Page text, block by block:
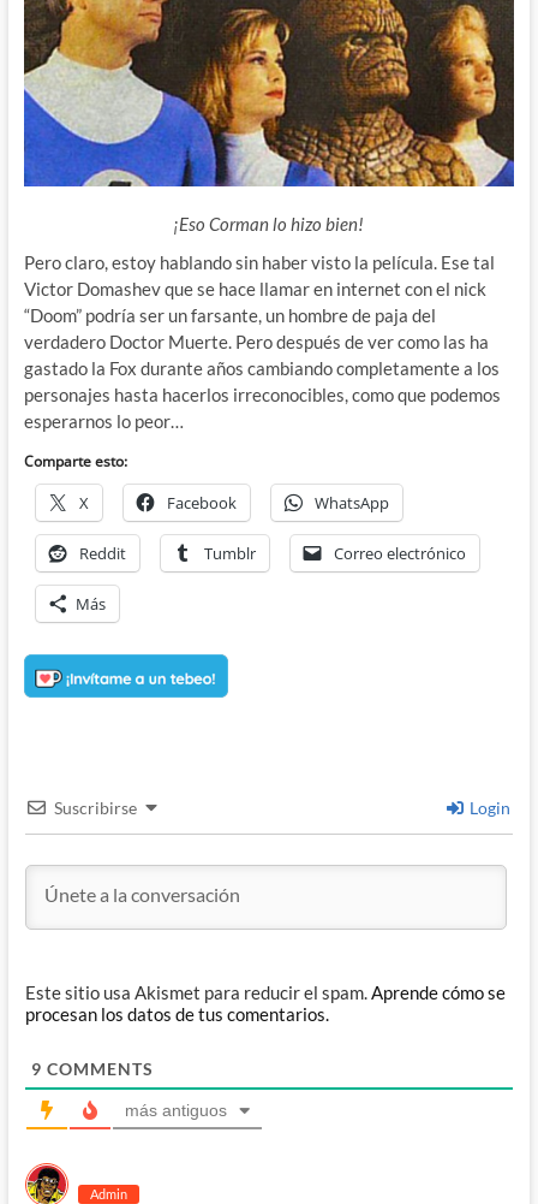
¡Eso Corman lo hizo bien!
Pero claro, estoy hablando sin haber visto la película. Ese tal
Victor Domashev que se hace llamar en internet con el nick
“Doom” podría ser un farsante, un hombre de paja del
verdadero Doctor Muerte. Pero después de ver como las ha
gastado la Fox durante años cambiando completamente a los
personajes hasta hacerlos irreconocibles, como que podemos
esperarnos lo peor…
Comparte esto:
X Facebook WhatsApp
Reddit Tumblr Correo electrónico
Más
Suscribirse Login
Este sitio usa Akismet para reducir el spam.Aprende cómo se
procesan los datos de tus comentarios.
9 COMMENTS
más antiguos
Admin